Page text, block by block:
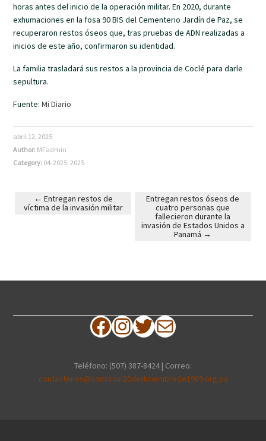
horas antes del inicio de la operación militar. En 2020, durante
exhumaciones en la fosa 90 BIS del Cementerio Jardín de Paz, se
recuperaron restos óseos que, tras pruebas de ADN realizadas a
inicios de este año, confirmaron su identidad.
La familia trasladará sus restos a la provincia de Coclé para darle
sepultura.
Fuente:Mi Diario
abril 12, 2025
Author: MFadmin
Category: 04-2025 ,2025
Post navigation
← Entregan restos de
víctima de la invasión militar
Entregan restos óseos de
cuatro personas que
fallecieron durante la
invasión de Estados Unidos a
Panamá →
Facebook
Instagram
Twitter
Correo electrónico
Teléfono: (507) 387-8424 | Correo:
contactenos@comision20dediciembrede1989.org.pa